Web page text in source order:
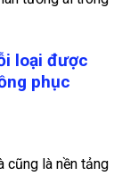
loại được
phục
cũng là nền tảng